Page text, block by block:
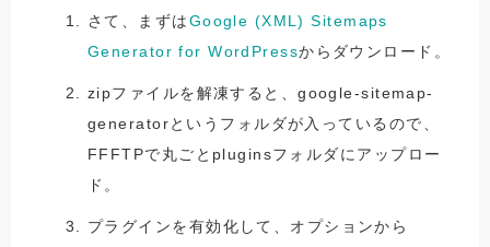
さて、まずはGoogle (XML) Sitemaps
Generator for WordPressからダウンロード。
zipファイルを解凍すると、google-sitemap-
generatorというフォルダが入っているので、
FFFTPで丸ごとpluginsフォルダにアップロー
ド。
プラグインを有効化して、オプションから